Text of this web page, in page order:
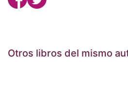
Otros libros del mismo